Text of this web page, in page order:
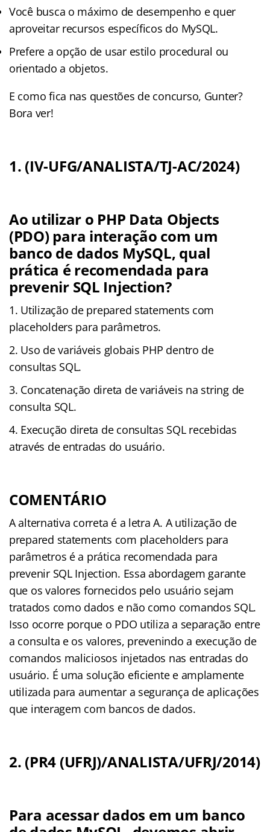
Você busca o máximo de desempenho e quer
aproveitar recursos específicos do MySQL.
Prefere a opção de usar estilo procedural ou
orientado a objetos.
E como fica nas questões de concurso, Gunter?
Bora ver!
1. (IV-UFG/ANALISTA/TJ-AC/2024)
Ao utilizar o PHP Data Objects
(PDO) para interação com um
banco de dados MySQL, qual
prática é recomendada para
prevenir SQL Injection?
Utilização de prepared statements com
placeholders para parâmetros.
Uso de variáveis globais PHP dentro de
consultas SQL.
Concatenação direta de variáveis na string de
consulta SQL.
Execução direta de consultas SQL recebidas
através de entradas do usuário.
COMENTÁRIO
A alternativa correta é a letra A. A utilização de
prepared statements com placeholders para
parâmetros é a prática recomendada para
prevenir SQL Injection. Essa abordagem garante
que os valores fornecidos pelo usuário sejam
tratados como dados e não como comandos SQL.
Isso ocorre porque o PDO utiliza a separação entre
a consulta e os valores, prevenindo a execução de
comandos maliciosos injetados nas entradas do
usuário. É uma solução eficiente e amplamente
utilizada para aumentar a segurança de aplicações
que interagem com bancos de dados.
2. (PR4 (UFRJ)/ANALISTA/UFRJ/2014)
Para acessar dados em um banco